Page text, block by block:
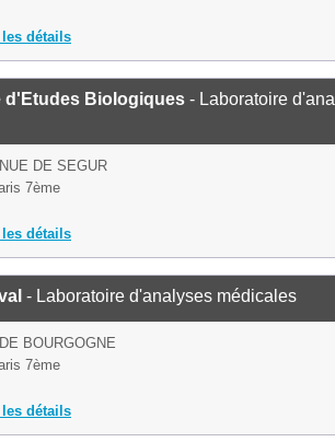
détails
d'Etudes Biologiques - Laboratoire
DE SEGUR
7ème
détails
- Laboratoire d'analyses médicales
BOURGOGNE
7ème
détails